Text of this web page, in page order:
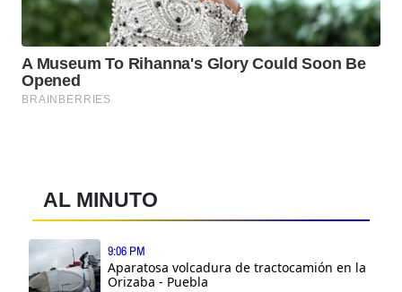
AL MINUTO
9:06 PM
Aparatosa volcadura de tractocamión en la
Orizaba - Puebla